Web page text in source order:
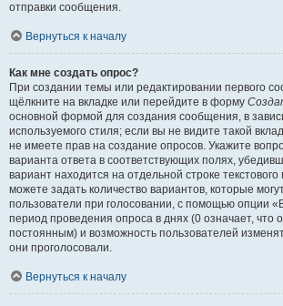
отправки сообщения.
Вернуться к началу
Как мне создать опрос?
При создании темы или редактировании первого
щёлкните на вкладке или перейдите в форму
основной формой для создания сообщения, в
используемого стиля; если вы не видите такой
не имеете прав на создание опросов. Укажите
варианта ответа в соответствующих полях,
вариант находится на отдельной строке
можете задать количество вариантов, которые
пользователи при голосовании, с помощью опции
период проведения опроса в днях (0 означает, что
постоянным) и возможность пользователей
они проголосовали.
Вернуться к началу